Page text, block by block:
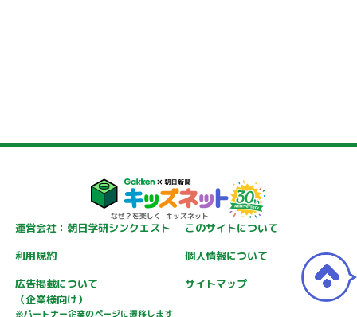
運営会社：朝日学研シンクエスト
このサイトについて
利用規約
個人情報について
広告掲載について
（企業様向け）
※パートナー企業のページに遷移します
サイトマップ